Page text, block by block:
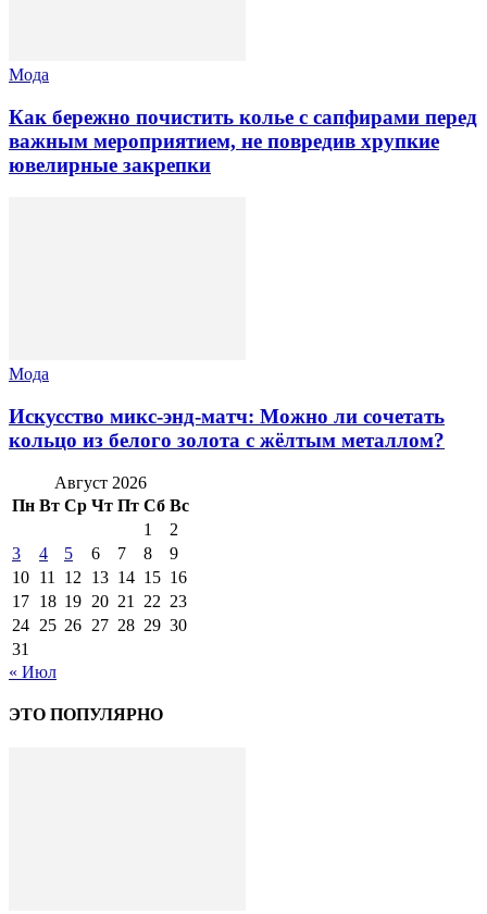
Мода
Как бережно почистить колье с сапфирами перед
важным мероприятием, не повредив хрупкие
ювелирные закрепки
Мода
Искусство микс-энд-матч: Можно ли сочетать
кольцо из белого золота с жёлтым металлом?
Август 2026
Пн Вт Ср Чт Пт Сб Вс
1
2
3
4 5 6 7 8
9
10 11 12 13 14 15 16
17 18 19 20 21 22 23
24 25 26 27 28 29 30
31
« Июл
ЭТО ПОПУЛЯРНО